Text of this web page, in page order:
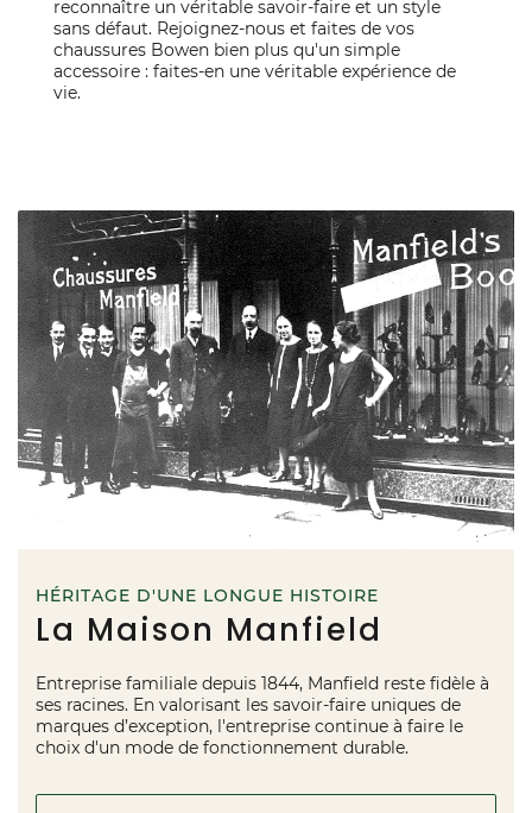
reconnaître un véritable savoir-faire et un style
sans défaut. Rejoignez-nous et faites de vos
chaussures Bowen bien plus qu'un simple
accessoire : faites-en une véritable expérience de
vie.
HÉRITAGE D'UNE LONGUE HISTOIRE
La Maison Manfield
Entreprise familiale depuis 1844, Manfield reste fidèle à
ses racines. En valorisant les savoir-faire uniques de
marques d’exception, l'entreprise continue à faire le
choix d'un mode de fonctionnement durable.